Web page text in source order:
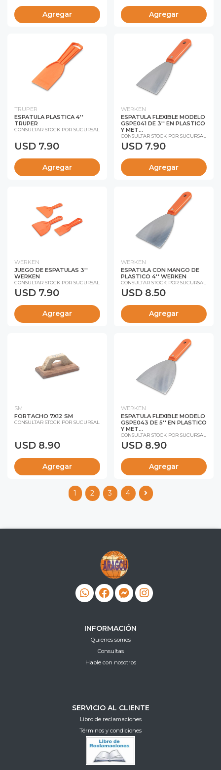
Agregar Agregar
TRUPER
ESPATULA PLASTICA 4''
TRUPER
CONSULTAR STOCK POR SUCURSAL
USD 7.90
Agregar
WERKEN
ESPATULA FLEXIBLE MODELO
GSPE041 DE 3'' EN PLASTICO
Y MET...
CONSULTAR STOCK POR SUCURSAL
USD 7.90
Agregar
WERKEN
JUEGO DE ESPATULAS 3''
WERKEN
CONSULTAR STOCK POR SUCURSAL
USD 7.90
Agregar
WERKEN
ESPATULA CON MANGO DE
PLASTICO 4'' WERKEN
CONSULTAR STOCK POR SUCURSAL
USD 8.50
Agregar
SM
FORTACHO 7X12 SM
CONSULTAR STOCK POR SUCURSAL
USD 8.90
Agregar
WERKEN
ESPATULA FLEXIBLE MODELO
GSPE043 DE 5'' EN PLASTICO
Y MET...
CONSULTAR STOCK POR SUCURSAL
USD 8.90
Agregar
1 2 3 4
INFORMACIÓN
Quienes somos
Consultas
Hable con nosotros
SERVICIO AL CLIENTE
Libro de reclamaciones
Términos y condiciones